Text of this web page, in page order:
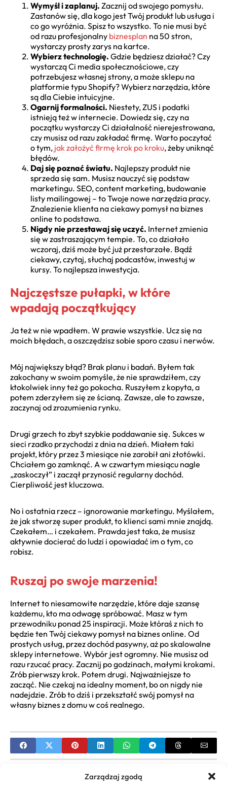
Zarządzaj zgodą
Wymyśl i zaplanuj. Zacznij od swojego pomysłu.
Zastanów się, dla kogo jest Twój produkt lub usługa i
co go wyróżnia. Spisz to wszystko. To nie musi być
od razu profesjonalny biznesplan na 50 stron,
wystarczy prosty zarys na kartce.
Wybierz technologię. Gdzie będziesz działać? Czy
wystarczą Ci media społecznościowe, czy
potrzebujesz własnej strony, a może sklepu na
platformie typu Shopify? Wybierz narzędzia, które
są dla Ciebie intuicyjne.
Ogarnij formalności. Niestety, ZUS i podatki
istnieją też w internecie. Dowiedz się, czy na
początku wystarczy Ci działalność nierejestrowana,
czy musisz od razu zakładać firmę. Warto poczytać
o tym, jak założyć firmę krok po kroku, żeby uniknąć
błędów.
Daj się poznać światu. Najlepszy produkt nie
sprzeda się sam. Musisz nauczyć się podstaw
marketingu. SEO, content marketing, budowanie
listy mailingowej – to Twoje nowe narzędzia pracy.
Znalezienie klienta na ciekawy pomysł na biznes
online to podstawa.
Nigdy nie przestawaj się uczyć. Internet zmienia
się w zastraszającym tempie. To, co działało
wczoraj, dziś może być już przestarzałe. Bądź
ciekawy, czytaj, słuchaj podcastów, inwestuj w
kursy. To najlepsza inwestycja.
Najczęstsze pułapki, w które
wpadają początkujący
Ja też w nie wpadłem. W prawie wszystkie. Ucz się na
moich błędach, a oszczędzisz sobie sporo czasu i nerwów.
Mój największy błąd? Brak planu i badań. Byłem tak
zakochany w swoim pomyśle, że nie sprawdziłem, czy
ktokolwiek inny też go pokocha. Ruszyłem z kopyta, a
potem zderzyłem się ze ścianą. Zawsze, ale to zawsze,
zaczynaj od zrozumienia rynku.
Drugi grzech to zbyt szybkie poddawanie się. Sukces w
sieci rzadko przychodzi z dnia na dzień. Miałem taki
projekt, który przez 3 miesiące nie zarobił ani złotówki.
Chciałem go zamknąć. A w czwartym miesiącu nagle
„zaskoczył” i zaczął przynosić regularny dochód.
Cierpliwość jest kluczowa.
No i ostatnia rzecz – ignorowanie marketingu. Myślałem,
że jak stworzę super produkt, to klienci sami mnie znajdą.
Czekałem… i czekałem. Prawda jest taka, że musisz
aktywnie docierać do ludzi i opowiadać im o tym, co
robisz.
Ruszaj po swoje marzenia!
Internet to niesamowite narzędzie, które daje szansę
każdemu, kto ma odwagę spróbować. Masz w tym
przewodniku ponad 25 inspiracji. Może któraś z nich to
będzie ten Twój ciekawy pomysł na biznes online. Od
prostych usług, przez dochód pasywny, aż po skalowalne
sklepy internetowe. Wybór jest ogromny. Nie musisz od
razu rzucać pracy. Zacznij po godzinach, małymi krokami.
Zrób pierwszy krok. Potem drugi. Najważniejsze to
zacząć. Nie czekaj na idealny moment, bo on nigdy nie
nadejdzie. Zrób to dziś i przekształć swój pomysł na
własny biznes z domu w coś realnego.